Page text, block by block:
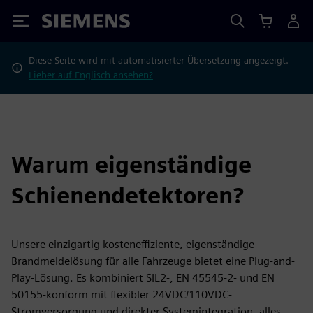
Siemens
Diese Seite wird mit automatisierter Übersetzung angezeigt.
Lieber auf Englisch ansehen?
Warum eigenständige
Schienendetektoren?
Unsere einzigartig kosteneffiziente, eigenständige
Brandmeldelösung für alle Fahrzeuge bietet eine Plug-and-
Play-Lösung. Es kombiniert SIL2-, EN 45545-2- und EN
50155-konform mit flexibler 24VDC/110VDC-